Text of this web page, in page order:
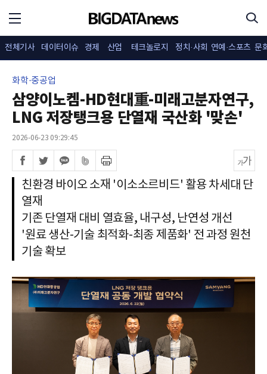
전체기사 데이터이슈 경제 산업 테크놀로지 정치·사회 연예·스포츠 문
화학·중공업
삼양이노켐-HD현대重-미래고분자연구,
LNG 저장탱크용 단열재 국산화 '맞손'
2026-06-23 09:29:45
친환경 바이오 소재 '이소소르비드' 활용 차세대 단
열재
기존 단열재 대비 열효율, 내구성, 난연성 개선
'원료 생산-기술 최적화-최종 제품화' 전 과정 원천
기술 확보